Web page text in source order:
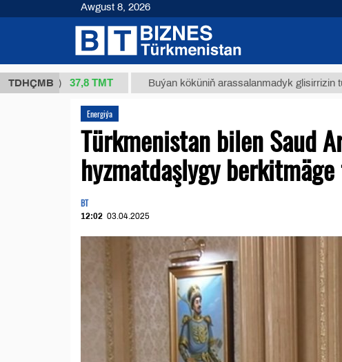
TDHÇMB
37,8 ТМТ Buýan köküniň arassalanmadyk glisirrizin turşusy (t.)
Energiýa
Türkmenistan bilen Saud
hyzmatdaşlygy
BT
12:02 03.04.2025
Awgust 8, 2026